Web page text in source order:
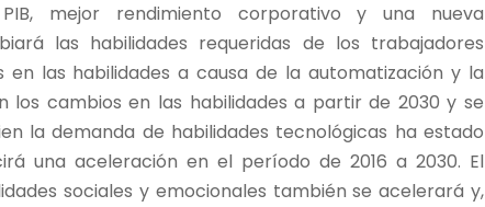
mejor rendimiento corporativo y una nueva
las habilidades requeridas de los trabajadores
en las habilidades a causa de la automatización y la
los cambios en las habilidades a partir de 2030 y se
la demanda de habilidades tecnológicas ha estado
una aceleración en el período de 2016 a 2030. El
sociales y emocionales también se acelerará y,